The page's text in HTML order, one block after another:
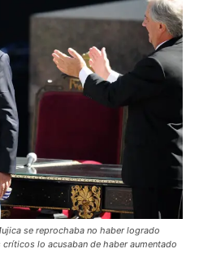
se reprochaba no haber logrado
lo acusaban de haber aumentado